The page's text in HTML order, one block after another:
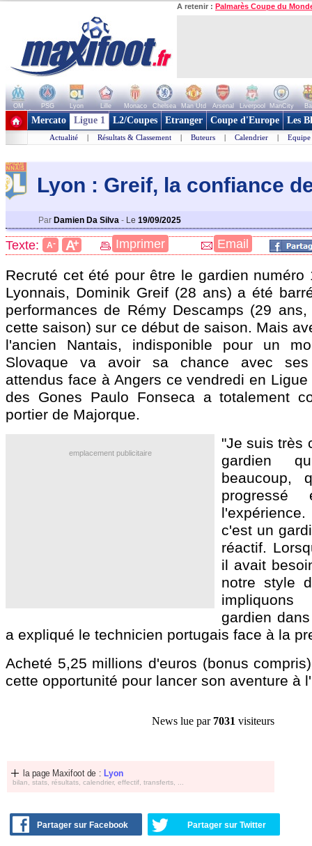
A retenir : Palmarès Coupe du
OM PSG Lyon Lille Monaco Chelsea Man Utd Arsenal Liverpool ManCity
+ de clubs
Mercato Ligue 1 L2/Coupes Etranger Coupe d'Europe Les
Actualité | Résultats & Classement | Buteurs | Calendrier | Equipe
Lyon : Greif, la confiance
Par Damien Da Silva - Le 19/09/2025
Texte: A- A+ Imprimer Email
Recruté cet été pour être le gardien numéro
Lyonnais, Dominik Greif (28 ans) a été
performances de Rémy Descamps (29
cette saison) sur ce début de saison. Mais
l'ancien Nantais, indisponible pour un
Slovaque va avoir sa chance avec
attendus face à Angers ce vendredi en
des Gones Paulo Fonseca a totalement
portier de Majorque.
emplacement publicitaire
"Je suis très
gardien
beaucoup,
c'est un
réactif.
il avait
notre style
gardien
a expliqué le technicien portugais face à la
Acheté 5,25 millions d'euros (bonus
cette opportunité pour lancer son aventure à
News lue par 7031 visiteurs
la page Maxifoot de : Lyon
bilan, stats, résultats, calendrier, effectif, transferts, ...
Partager sur Facebook Partager sur Twitter